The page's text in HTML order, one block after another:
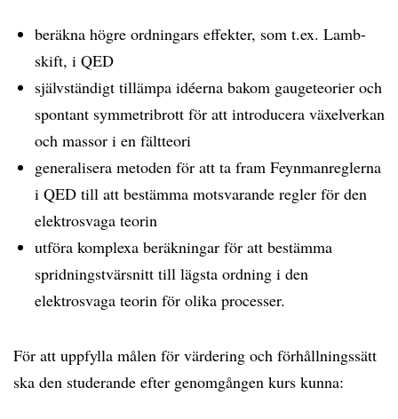
beräkna högre ordningars effekter, som t.ex. Lamb-
skift, i QED
självständigt tillämpa idéerna bakom gaugeteorier och
spontant symmetribrott för att introducera växelverkan
och massor i en fältteori
generalisera metoden för att ta fram Feynmanreglerna
i QED till att bestämma motsvarande regler för den
elektrosvaga teorin
utföra komplexa beräkningar för att bestämma
spridningstvärsnitt till lägsta ordning i den
elektrosvaga teorin för olika processer.
För att uppfylla målen för värdering och förhållningssätt
ska den studerande efter genomgången kurs kunna: